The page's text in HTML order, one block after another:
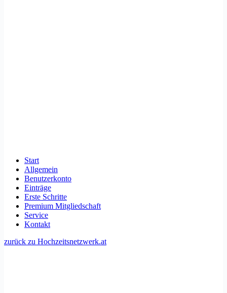
Start
Allgemein
Benutzerkonto
Einträge
Erste Schritte
Premium Mitgliedschaft
Service
Kontakt
zurück zu Hochzeitsnetzwerk.at